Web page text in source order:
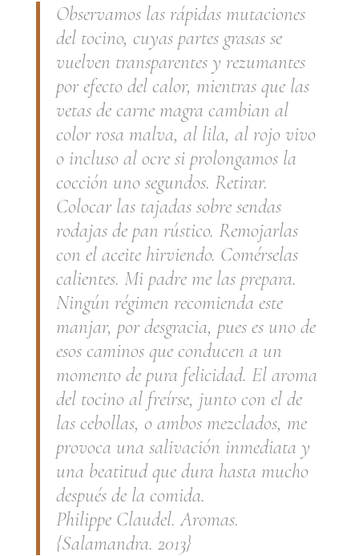
Observamos las rápidas mutaciones
del tocino, cuyas partes grasas se
vuelven transparentes y rezumantes
por efecto del calor, mientras que las
vetas de carne magra cambian al
color rosa malva, al lila, al rojo vivo
o incluso al ocre si prolongamos la
cocción uno segundos. Retirar.
Colocar las tajadas sobre sendas
rodajas de pan rústico. Remojarlas
con el aceite hirviendo. Comérselas
calientes. Mi padre me las prepara.
Ningún régimen recomienda este
manjar, por desgracia, pues es uno de
esos caminos que conducen a un
momento de pura felicidad. El aroma
del tocino al freírse, junto con el de
las cebollas, o ambos mezclados, me
provoca una salivación inmediata y
una beatitud que dura hasta mucho
después de la comida.
Philippe Claudel. Aromas.
{Salamandra. 2013}